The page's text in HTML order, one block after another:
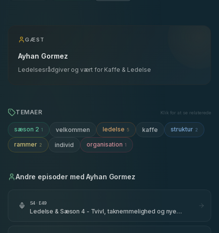
GÆST
Ayhan Gormez
Ledelsesrådgiver og vært for Kaffe & Ledelse
TEMAER Klik for at se relaterede
sæson 2 1 velkommen ledelse 5 kaffe struktur 2
rammer 2 individ organisation 1
Andre episoder medAyhan Gormez
S4 · E49
Ledelse & Sæson 4 - Tvivl, taknemmelighed og nye